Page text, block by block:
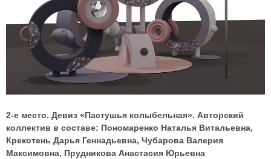
2-е место. Девиз «Пастушья колыбельная». Авторский
коллектив в составе: Пономаренко Наталья Витальевна,
Крекотень Дарья Геннадьевна, Чубарова Валерия
Максимовна, Прудникова Анастасия Юрьевна